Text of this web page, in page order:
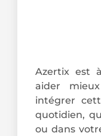
Azertix est
aider
intégrer
quotidien,
ou dans